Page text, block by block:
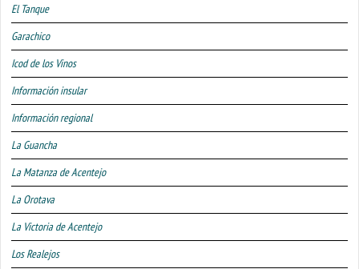
El Tanque
Garachico
Icod de los Vinos
Información insular
Información regional
La Guancha
La Matanza de Acentejo
La Orotava
La Victoria de Acentejo
Los Realejos